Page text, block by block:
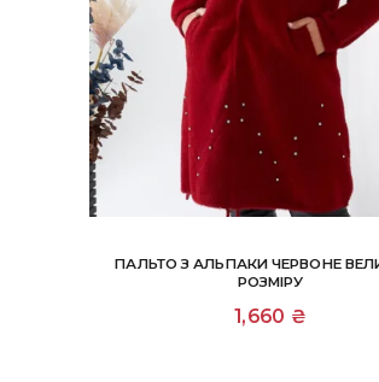
ПАЛЬТО З АЛЬПАКИ ЧЕРВОНЕ
РОЗМІРУ
1,660 ₴